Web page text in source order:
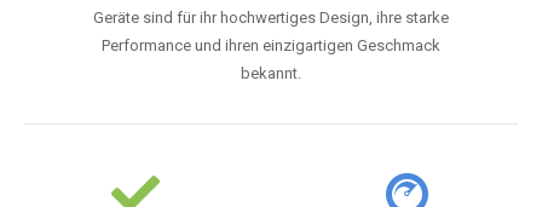
Geräte sind für ihr hochwertiges Design, ihre starke
Performance und ihren einzigartigen Geschmack
bekannt.